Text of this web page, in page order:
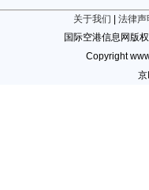
关于我们
法律声
国际空港信息网版
Copyright